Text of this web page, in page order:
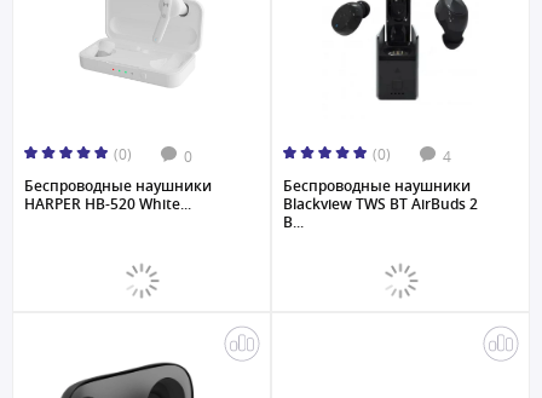
(0) 0
Беспроводные наушники
HARPER HB-520 White...
(0) 4
Беспроводные наушники
Blackview TWS BT AirBuds 2
B...